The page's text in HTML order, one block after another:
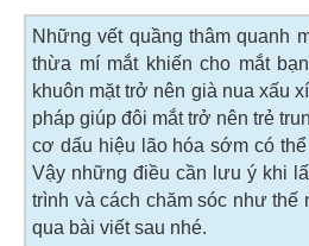
Những vết quầng thâm quanh
thừa mí mắt khiến cho mắt
khuôn mặt trở nên già nua xấu
pháp giúp đôi mắt trở nên trẻ
cơ dấu hiệu lão hóa sớm có
Vậy những điều cần lưu ý khi
trình và cách chăm sóc như thế
qua bài viết sau nhé.